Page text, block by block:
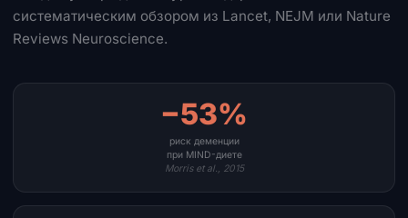
систематическим обзором из Lancet, NEJM или Nature
Reviews Neuroscience.
−53%
риск деменции
при MIND-диете
Morris et al., 2015